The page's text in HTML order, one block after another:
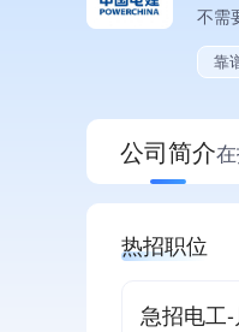
不需
靠
公司简介
热招职位
急招电工